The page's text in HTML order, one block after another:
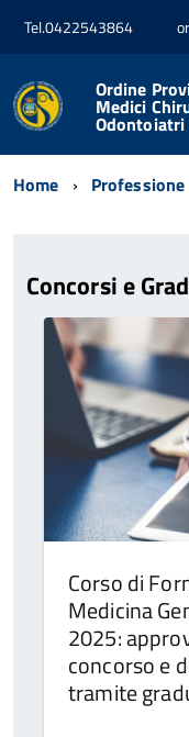
Tel.0422543864
Ordine
Medici
Home Professione
Concorsi e
Corso di
Medicina
2025:
concorso e
tramite